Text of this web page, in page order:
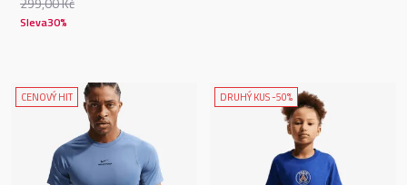
Sleva30%
CENOVÝ HIT DRUHÝ KUS -50%